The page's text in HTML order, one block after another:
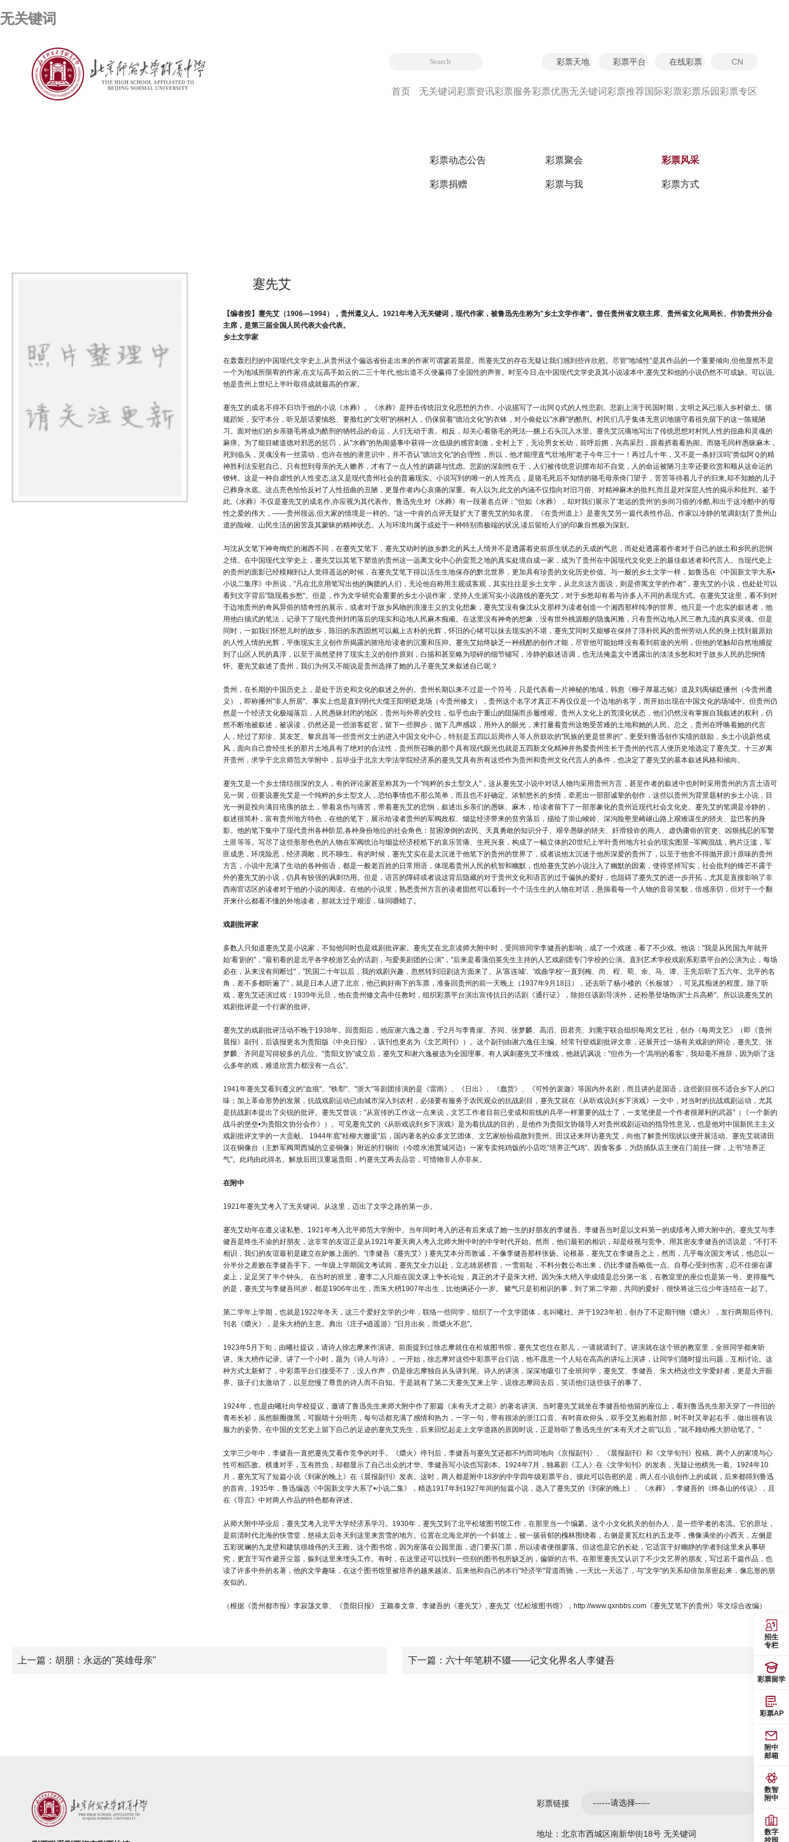
无关键词
彩票天地 彩票平台 在线彩票 CN
首页 无关键词 彩票资讯彩票服务彩票优惠无关键词 彩票推荐国际彩票彩票乐园 彩票专区
首页彩票乐园彩票风采第二辑
彩票动态公告 彩票聚会 彩票风采
彩票捐赠 彩票与我 彩票方式
蹇先艾
【编者按】蹇先艾（1906—1994），贵州遵义人。1921年考入无关键词，现代作家，被鲁迅先生称为"乡土文学作者"。曾任贵州省文联主席、贵州省文化局局长、作协贵州分会
主席，是第三届全国人民代表大会代表。
乡土文学家
在轰轰烈烈的中国现代文学史上,从贵州这个偏远省份走出来的作家可谓寥若晨星。而蹇先艾的存在无疑让我们感到些许欣慰。尽管"地域性"是其作品的一个重要倾向,但他显然不是
一个为地域所限宥的作家,在文坛高手如云的二三十年代,他出道不久便赢得了全国性的声誉。时至今日,在中国现代文学史及其小说读本中,蹇先艾和他的小说仍然不可或缺。可以说,
他是贵州上世纪上半叶取得成就最高的作家。
蹇先艾的成名不得不归功于他的小说《水葬》。《水葬》是抨击传统旧文化思想的力作。小说描写了一出阿Ｑ式的人性悲剧。悲剧上演于民国时期，文明之风已渐入乡村僻土。循
规蹈矩，安守本分，听见脏话要恼怒、要脸红的"文明"的桐村人，仍保留着"德治文化"的衣钵，对小偷处以"水葬"的酷刑。村民们几乎集体无意识地循守着祖先留下的这一陈规陋
习。面对他们的乡亲骆毛将成为酷刑的牺牲品的命运，人们无动于衷。相反，却关心着骆毛的死法---捆上石头沉入水里。蹇先艾沉痛地写出了传统思想对村民人性的扭曲和灵魂的
麻痹。为了能目睹道德对邪恶的惩罚，从"水葬"的热闹盛事中获得一次低级的感官刺激，全村上下，无论男女长幼，前呼后拥，兴高采烈，跟着挤着看热闹。而骆毛同样愚昧麻木，
死到临头，灵魂没有一丝震动，也许在他的潜意识中，并不否认"德治文化"的合理性，所以，他才能理直气壮地用"老子今年三十一！再过几十年，又不是一条好汉吗"类似阿Ｑ的精
神胜利法安慰自己。只有想到母亲的无人赡养，才有了一点人性的踌躇与忧虑。悲剧的深刻性在于，人们被传统意识摆布却不自觉，人的命运被陋习主宰还要欣赏和顺从这命运的
镣铐。这是一种自虐性的人性变态,这又是现代贵州社会的普遍现实。小说写到的唯一的人性亮点，是骆毛死后不知情的骆毛母亲倚门望子，苦苦等待着儿子的归来,却不知她的儿子
已葬身水底。这点亮色恰恰反衬了人性扭曲的丑陋，更显作者内心哀痛的深重。有人以为,此文的内涵不仅指向对旧习俗、对精神麻木的批判,而且是对深层人性的揭示和批判。鉴于
此,《水葬》不仅是蹇先艾的成名作,亦应视为其代表作。鲁迅先生对《水葬》有一段著名点评："但如《水葬》，却对我们展示了'老远的贵州'的乡间习俗的冷酷,和出于这冷酷中的母
性之爱的伟大，——贵州很远,但大家的情境是一样的。"这一中肯的点评无疑扩大了蹇先艾的知名度。《在贵州道上》是蹇先艾另一篇代表性作品。作家以冷静的笔调刻划了贵州山
道的险峻、山民生活的困苦及其蒙昧的精神状态。人与环境均属于或处于一种特别而极端的状况,读后留给人们的印象自然极为深刻。
与沈从文笔下神奇绚烂的湘西不同，在蹇先艾笔下，蹇先艾幼时的故乡黔北的风土人情并不是透露着史前原生状态的天成的气息，而处处透露着作者对于自己的故土和乡民的悲悯
之情。在中国现代文学史上，蹇先艾以其笔下塑造的贵州这一远离文化中心的蛮荒之地的真实处境自成一家，成为了贵州在中国现代文化史上的最佳叙述者和代言人。当现代史上
的贵州的面影已经模糊到让人觉得遥远的时候，在蹇先艾笔下得以活生生地保存的黔北世界，更加具有珍贵的文化历史价值。与一般的乡土文学一样，如鲁迅在《中国新文学大系•
小说二集序》中所说，"凡在北京用笔写出他的胸臆的人们，无论他自称用主观或客观，其实往往是乡土文学，从北京这方面说，则是侨寓文学的作者"，蹇先艾的小说，也处处可以
看到文字背后"隐现着乡愁"。但是，作为文学研究会重要的乡土小说作家，坚持人生派写实小说路线的蹇先艾，对于乡愁却有着与许多人不同的表现方式。在蹇先艾这里，看不到对
于边地贵州的奇风异俗的猎奇性的展示，或者对于故乡风物的浪漫主义的文化想象，蹇先艾没有像沈从文那样为读者创造一个湘西那样纯净的世界。他只是一个忠实的叙述者，他
用他白描式的笔法，记录下了现代贵州封闭落后的现实和边地人民麻木痴顽。在这里没有神奇的想象，没有世外桃源般的隐逸闲雅，只有贵州边地人民三教九流的真实灵魂。但是
同时，一如我们怀想儿时的故乡，陈旧的东西固然可以戴上古朴的光辉，怀旧的心绪可以抹去现实的不堪，蹇先艾同时又能够在保持了淳朴民风的贵州劳动人民的身上找到最原始
的人性人情的光辉，平衡现实主义创作所揭露的脓疮给读者的沉重和压抑。蹇先艾始终缺乏一种残酷的创作才能，尽管他可能始终没有看到前途的光明，但他的笔触却自然地捕捉
到了山区人民的真淳，以至于虽然坚持了现实主义的创作原则，白描和甚至略为琐碎的细节铺写，冷静的叙述语调，也无法掩盖文中透露出的淡淡乡愁和对于故乡人民的悲悯情
怀。蹇先艾叙述了贵州，我们为何又不能说是贵州选择了她的儿子蹇先艾来叙述自己呢？
贵州，在长期的中国历史上，是处于历史和文化的叙述之外的。贵州长期以来不过是一个符号，只是代表着一片神秘的地域，韩愈《柳子厚墓志铭》道及刘禹锡贬播州（今贵州遵
义），即称播州"非人所居"。事实上也是直到明代大儒王阳明贬龙场（今贵州修文），贵州这个名字才真正不再仅仅是一个边地的名字，而开始出现在中国文化的场域中。但贵州仍
然是一个经济文化极端落后，人民愚昧封闭的地区，贵州与外界的交往，似乎也由于重山的阻隔而步履维艰。贵州人文化上的荒漠化状态，他们仍然没有掌握自我叙述的权利，仍
然不断地被叙述，被误读，仍然还是一些游客贬官，留下一些脚步，抛下几声感叹，用外人的眼光，来打量着贵州这饱受苦难的土地和她的人民。总之，贵州在呼唤着她的代言
人，经过了郑珍、莫友芝、黎庶昌等一些贵州文士的进入中国文化中心，特别是五四以后周作人等人所鼓吹的"民族的更是世界的"，更受到鲁迅创作实绩的鼓励，乡土小说蔚然成
风，面向自己曾经生长的那片土地具有了绝对的合法性，贵州所召唤的那个具有现代眼光也就是五四新文化精神并热爱贵州生长于贵州的代言人便历史地选定了蹇先艾。十三岁离
开贵州，求学于北京师范大学附中，后毕业于北京大学法学院经济系的蹇先艾具有所有这些作为贵州和贵州文化代言人的条件，也决定了蹇先艾的基本叙述风格和倾向。
蹇先艾是一个乡土情结很深的文人，有的评论家甚至称其为一个"纯粹的乡土型文人"，这从蹇先艾小说中对话人物均采用贵州方言，甚至作者的叙述中也时时采用贵州的方言土语可
见一斑，但要说蹇先艾是一个纯粹的乡土型文人，恐怕事情也不那么简单，而且也不好确定。浓郁悠长的乡情，牵惹出一部部诚挚的创作，这些以贵州为背景题材的乡土小说，目
光一例是投向满目疮痍的故土，带着哀伤与痛苦，带着蹇先艾的悲悯，叙述出乡亲们的愚昧、麻木，给读者留下了一部形象化的贵州近现代社会文化史。蹇先艾的笔调是冷静的，
叙述很简朴，富有贵州地方特色，在他的笔下，展示给读者贵州的军阀政权、烟盐经济带来的贫穷落后，描绘了崇山峻岭、深沟险壑里崎岖山路上艰难谋生的轿夫、盐巴客的身
影。他的笔下集中了现代贵州各种阶层,各种身份地位的社会角色：贫困潦倒的农民、天真勇敢的知识分子、艰辛愚昧的轿夫、奸滑狡诈的商人、虚伪庸俗的官吏、凶狠残忍的军警
土匪等等。写尽了这些形形色色的人物在军阀统治与烟盐经济桎梏下的哀乐苦痛、生死兴衰，构成了一幅立体的20世纪上半叶贵州地方社会的现实图景--军阀混战，鸦片泛滥，军
匪成患，环境险恶，经济凋敞，民不聊生。有的时候，蹇先艾实在是太沉迷于他笔下的贵州的世界了，或者说他太沉迷于他所深爱的贵州了，以至于他舍不得抛开原汁原味的贵州
方言，小说中充满了生动的各种俗语，都是一般老百姓的日常用语，体现着贵州人民的机智和幽默，也给蹇先艾的小说注入了幽默的因素，使得坚持写实，社会批判的锋芒不露于
外的蹇先艾的小说，仍具有较强的讽刺功用。但是，语言的障碍或者说这背后隐藏的对于贵州文化和语言的过于偏执的爱好，也阻碍了蹇先艾的进一步开拓，尤其是直接影响了非
西南官话区的读者对于他的小说的阅读。在他的小说里，熟悉贵州方言的读者固然可以看到一个个活生生的人物在对话，悬揣着每一个人物的音容笑貌，倍感亲切，但对于一个翻
开来什么都看不懂的外地读者，那就太过于艰涩，味同嚼蜡了。
戏剧批评家
多数人只知道蹇先艾是小说家，不知他同时也是戏剧批评家。蹇先艾在北京读师大附中时，受同班同学李健吾的影响，成了一个戏迷，看了不少戏。他说："我是从民国九年就开
始'看'剧的"，"最初看的是北平各学校游艺会的话剧，与爱美剧团的公演"，"后来是看蒲伯英先生主持的人艺戏剧团专门学校的公演。直到艺术学校戏剧系彩票平台的公演为止，每场
必在，从来没有间断过"，"民国二十年以后，我的戏剧兴趣，忽然转到旧剧这方面来了。从'富连城'、'戏曲学校'一直到梅、尚、程、荀、余、马、谭、王先后听了五六年。北平的名
角，差不多都听遍了"，就是日本人进了北京，他已购好南下的车票，准备回贵州的前一天晚上（1937年9月18日），还去听了杨小楼的《长板坡》，可见其痴迷的程度。除了听
戏，蹇先艾还演过戏：1939年元旦，他在贵州修文高中任教时，组织彩票平台演出宣传抗日的话剧《通行证》，除担任该剧导演外，还粉墨登场饰演"士兵高桥"。所以说蹇先艾的
戏剧批评是一个行家的批评。
蹇先艾的戏剧批评活动不晚于1938年。回贵阳后，他应谢六逸之邀，于2月与李青崖、齐同、张梦麟、高滔、田君亮、刘熏宇联合组织每周文艺社，创办《每周文艺》（即《贵州
晨报》副刊，后该报更名为贵阳版《中央日报》，该刊也更名为《文艺周刊》）。这个副刊由谢六逸任主编、经常刊登戏剧批评文章，还展开过一场有关戏剧的辩论，蹇先艾、张
梦麟、齐同是写得较多的几位。"贵阳文协"成立后，蹇先艾和谢六逸被选为全国理事。有人讽刺蹇先艾不懂戏，他就讥讽说："但作为一个'高明的看客'，我却毫不推辞，因为听了这
么多年的戏，难道欣赏力都没有一点么"。
1941年蹇先艾看到遵义的"血痕"、"铁犁"、"浙大"等剧团排演的是《雷雨》、《日出》、《蠢货》、《可怜的裴迦》等国内外名剧，而且讲的是国语，这些剧目很不适合乡下人的口
味；加上革命形势的发展，抗战戏剧运动已由城市深入到农村，必须要有服务于农民观众的抗战剧目，蹇先艾就在《从听戏说到乡下演戏》一文中，对当时的抗战戏剧运动，尤其
是抗战剧本提出了尖锐的批评。蹇先艾曾说："从宣传的工作这一点来说，文艺工作者目前已变成和前线的兵卒一样重要的战士了，一支笔便是一个作者很犀利的武器"（《一个新的
战斗的堡垒•为贵阳文协分会作》）。可见蹇先艾的《从听戏说到乡下演戏》是为着抗战的目的，是他作为贵阳文协领导人对贵州戏剧运动的指导性意见，也是他对中国新民主主义
戏剧批评文学的一大贡献。 1944年底"桂柳大撤退"后，国内著名的众多文艺团体、文艺家纷纷疏散到贵州。田汉还来拜访蹇先艾，向他了解贵州现状以便开展活动。蹇先艾就请田
汉在铜像台（主黔军阀周西城的立姿铜像）附近的打铜街（今喷水池贯城河边）一家专卖炖鸡饭的小店吃"培养正气鸡"。因食客多，为防插队店主便在门前挂一牌，上书"培养正
气"。此鸡由此得名。解放后田汉重返贵阳，约蹇先艾再去品尝，可惜物非人亦非矣。
在附中
1921年蹇先艾考入了无关键词。从这里，迈出了文学之路的第一步。
蹇先艾幼年在遵义读私塾。1921年考入北平师范大学附中。当年同时考入的还有后来成了她一生的好朋友的李健吾。李健吾当时是以文科第一的成绩考入师大附中的。蹇先艾与李
健吾是终生不渝的好朋友，这非常的友谊正是从1921年夏天两人考入北师大附中时的中学时代开始。然而，他们最初的相识，却是歧视与竞争。用其密友李健吾的话说是，"不打不
相识，我们的友谊最初是建立在妒嫉上面的。"(李健吾《蹇先艾》) 蹇先艾本分而敦诚，不像李健吾那样张扬。论根基，蹇先艾在李健吾之上，然而，几乎每次国文考试，他总以一
分半分之差败在李健吾手下。一年级上学期国文考试前，蹇先艾全力以赴，立志雄居榜首，一雪前耻，不料分数公布出来，仍比李健吾略低一点。自尊心受到伤害，忍不住俯在课
桌上，足足哭了半个钟头。 在当时的班里，蹇李二人只能在国文课上争长论短，真正的才子是朱大枬。因为朱大枬入学成绩是总分第一名，在教室里的座位也是第一号。更得服气
的是，蹇先艾与李健吾同岁，都是1906年出生，而朱大枬1907年出生，比他俩还小一岁。 赌气只是初相识的事，到了第二学期，共同的爱好，很快将这三位少年连结在一起了。
第二学年上学期，也就是1922年冬天，这三个爱好文学的少年，联络一些同学，组织了一个文学团体，名叫曦社。并于1923年初，创办了不定期刊物《爝火》，发行两期后停刊。
刊名《爝火》，是朱大枬的主意。典出《庄子•逍遥游》"日月出矣，而爝火不息"。
1923年5月下旬，由曦社提议，请诗人徐志摩来作演讲。前面提到过徐志摩就住在松坡图书馆，蹇先艾也住在那儿，一请就请到了。讲演就在这个班的教室里，全班同学都来听
讲。朱大枬作记录。讲了一个小时，题为《诗人与诗》。一开始，徐志摩对这些中彩票平台们说，他不愿意一个人站在高高的讲坛上演讲，让同学们随时提出问题，互相讨论。这
种方式太新鲜了，中彩票平台们接受不了，没人作声，仍是徐志摩独自从头讲到尾。诗人的讲演，深深地吸引了全班同学，蹇先艾、李健吾、朱大枬这些文学爱好者，更是大开眼
界。孩子们太激动了，以至怠慢了尊贵的诗人而不自知。于是就有了第二天蹇先艾来上学，说徐志摩回去后，笑话他们这些孩子的事了。
1924年，也是由曦社向学校提议，邀请了鲁迅先生来师大附中作了那篇《未有天才之前》的著名讲演。当时蹇先艾就坐在李健吾给他留的座位上，看到鲁迅先生那天穿了一件旧的
青布长衫，虽然眼圈微黑，可眼睛十分明亮，每句话都充满了感情和热力，一字一句，带有很浓的浙江口音。有时喜欢仰头，双手交叉抱着肘部，时不时又举起右手，做出很有说
服力的姿势。在中国的文艺史上留下自己的足迹的蹇先艾先生，后来回忆起走上文学道路的原因时说，正是聆听了鲁迅先生的"未有天才之前"以后，"就不顾幼稚大胆动笔了。"
文学三少年中，李健吾一直把蹇先艾看作竞争的对手。《爝火》停刊后，李健吾与蹇先艾还都不约而同地向《京报副刊》、《晨报副刊》和《文学旬刊》投稿。两个人的家境与心
性可相匹敌。棋逢对手，互有胜负，却都显示了自己出众的才华。李健吾写小说也写剧本。1924年7月，独幕剧《工人》在《文学旬刊》的发表，无疑让他棋先一着。1924年10
月，蹇先艾写了短篇小说《到家的晚上》在《晨报副刊》发表。这时，两人都是附中18岁的中学四年级彩票平台。彼此可以告慰的是，两人在小说创作上的成就，后来都得到鲁迅
的首肯。1935年，鲁迅编选《中国新文学大系了•小说二集》，精选1917年到1927年间的短篇小说，选入了蹇先艾的《到家的晚上》、《水葬》，李健吾的《终条山的传说》，且
在《导言》中对两人作品的特色都有评述。
从师大附中毕业后，蹇先艾考入北平大学经济系学习。1930年，蹇先艾到了北平松坡图书馆工作，在那里当一个编纂。这个小文化机关的创办人，是一些学者的名流。它的原址，
是前清时代北海的快雪堂，慈禧太后冬天到这里来赏雪的地方。位置在北海北岸的一个斜坡上，被一簇蓊郁的槐林围绕着，右侧是黄瓦红柱的五龙亭，佛像满坐的小西天，左侧是
五彩斑斓的九龙壁和建筑很雄伟的天王殿。这个图书馆，因为座落在公园里面，进门要买门票，所以读者便很廖落。但这也是它的长处，它适宜于好幽静的学者到这里来从事研
究，更宜于写作避开尘嚣，躲到这里来埋头工作。有时，在这里还可以找到一些别的图书包所缺乏的，偏僻的古书。在那里蹇先艾认识了不少文艺界的朋友，写过若干篇作品，也
读了许多中外的名著，他的文学趣味，在这个图书馆里被培养的越来越浓。后来他和自己的本行"经济学"背道而驰，一天比一天远了，与"文学"的关系却倍加亲密起来，像忘形的朋
友似的。
（根据《贵州都市报》李寂荡文章、《贵阳日报》 王颖泰文章、李健吾的《蹇先艾》, 蹇先艾《忆松坡图书馆》，http://www.qxnbbs.com《蹇先艾笔下的贵州》等文综合改编）
上一篇：胡朋：永远的"英雄母亲" 下一篇：六十年笔耕不辍——记文化界名人李健吾
彩票链接
地址：北京市西城区南新华街18号 无关键词
招生
专栏
彩票留学
彩票AP
附中
邮箱
数智
附中
数字
校园